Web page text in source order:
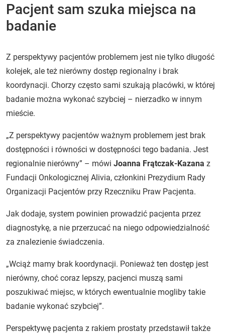
Pacjent sam szuka miejsca na
badanie
Z perspektywy pacjentów problemem jest nie tylko długość
kolejek, ale też nierówny dostęp regionalny i brak
koordynacji. Chorzy często sami szukają placówki, w której
badanie można wykonać szybciej – nierzadko w innym
mieście.
„Z perspektywy pacjentów ważnym problemem jest brak
dostępności i równości w dostępności tego badania. Jest
regionalnie nierówny” – mówi Joanna Frątczak-Kazana z
Fundacji Onkologicznej Alivia, członkini Prezydium Rady
Organizacji Pacjentów przy Rzeczniku Praw Pacjenta.
Jak dodaje, system powinien prowadzić pacjenta przez
diagnostykę, a nie przerzucać na niego odpowiedzialność
za znalezienie świadczenia.
„Wciąż mamy brak koordynacji. Ponieważ ten dostęp jest
nierówny, choć coraz lepszy, pacjenci muszą sami
poszukiwać miejsc, w których ewentualnie mogliby takie
badanie wykonać szybciej”.
Perspektywę pacjenta z rakiem prostaty przedstawił także